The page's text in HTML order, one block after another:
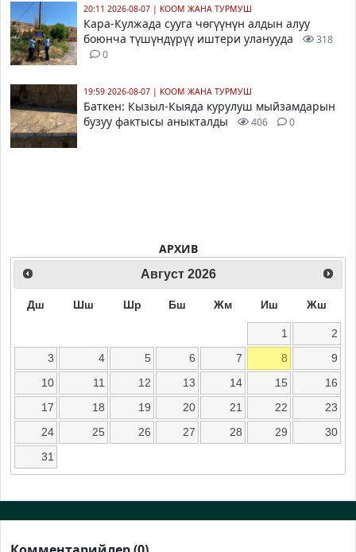
20:11 2026-08-07 | КООМ ЖАНА ТУРМУШ
Кара-Кулжада сууга чөгүүнүн алдын алуу
боюнча түшүндүрүү иштери уланууда
318
0
19:59 2026-08-07 | КООМ ЖАНА ТУРМУШ
Баткен: Кызыл-Кыяда курулуш мыйзамдарын
бузуу фактысы аныкталды
406 0
АРХИВ
Август 2026
Дш Шш Шр Бш Жм Иш Жш
1
2
3
4 5 6 7 8
9
10
11 12 13 14 15
16
17
18 19 20 21 22
23
24
25 26 27 28 29
30
31